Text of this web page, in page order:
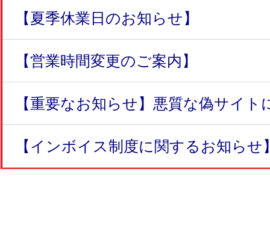
【夏季休業日のお知らせ】
【営業時間変更のご案内】
【重要なお知らせ】悪質な偽サイト
【インボイス制度に関するお知らせ